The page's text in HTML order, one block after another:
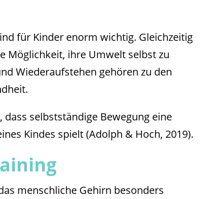
für Kinder enorm wichtig. Gleichzeitig
Möglichkeit, ihre Umwelt selbst zu
Wiederaufstehen gehören zu den
selbstständige Bewegung eine
Kindes spielt (Adolph & Hoch, 2019).
menschliche Gehirn besonders